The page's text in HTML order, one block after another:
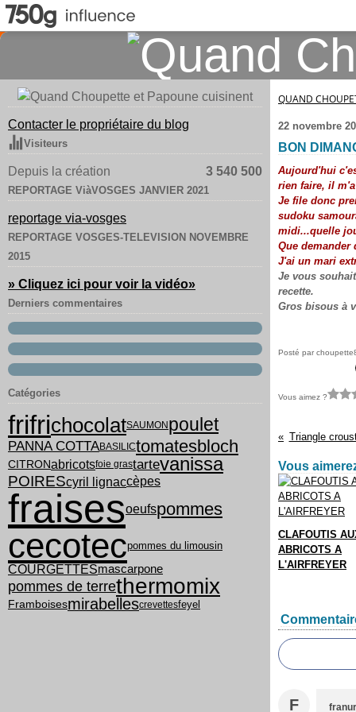
Contacter le propriétaire du blog
Visiteurs
Depuis la création 3 540 500
REPORTAGE ViàVOSGES JANVIER 2021
reportage via-vosges
REPORTAGE VOSGES-TELEVISION NOVEMBRE
2015
» Cliquez ici pour voir la vidéo»
Derniers commentaires
Catégories
frifrichocolatSAUMONpoulet
PANNA COTTABASILICtomatesbloch
CITRONabricotsfoie grastartevanissa
POIREScyril lignaccèpes
fraisesoeufspommes
cecotecpommes du limousin
COURGETTESmascarpone
pommes de terrethermomix
Framboisesmirabellescrevettesfeyel
QUAND
22 novembre
BON
Aujourd'hui
rien faire, il
Je file donc
sudoku
midi...quelle
Que demander
J'ai un mari
Je vous
recette.
Gros bisous à
Posté par
Vous aimez ?
Triangle
Vous
CLAFOUTIS
ABRICOTS A
L'AIRFREYER
F franur